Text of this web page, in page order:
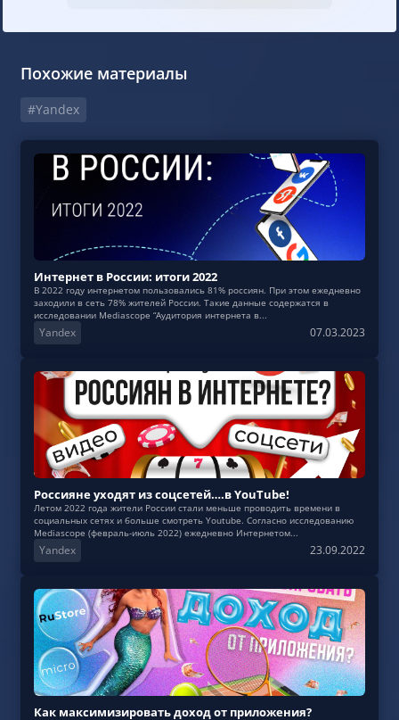
Похожие материалы
#Yandex
Интернет в России: итоги 2022
В 2022 году интернетом пользовались 81% россиян. При этом ежедневно
заходили в сеть 78% жителей России. Такие данные содержатся в
исследовании Mediascope “Аудитория интернета в...
Yandex 07.03.2023
Россияне уходят из соцсетей….в YouTube!
Летом 2022 года жители России стали меньше проводить времени в
социальных сетях и больше смотреть Youtube. Согласно исследованию
Mediascope (февраль-июль 2022) ежедневно Интернетом...
Yandex 23.09.2022
Как максимизировать доход от приложения?